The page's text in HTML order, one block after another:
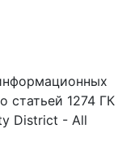
статьей 1274 ГК
District - All